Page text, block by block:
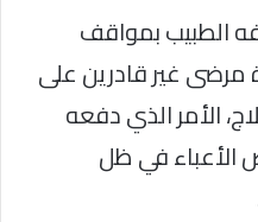
الطبيب بمواقف
مرضى غير قادرين على
الأمر الذي دفعه
الأعباء في ظل